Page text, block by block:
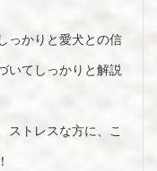
っかりと愛犬との信
いてしっかりと解説
ストレスな方に、こ